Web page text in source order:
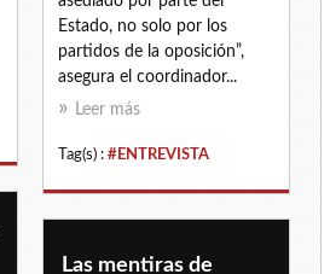
Estado, no solo por los
partidos de la oposición”,
asegura el coordinador...
Leer más
Tag(s) : #ENTREVISTA
Las mentiras de